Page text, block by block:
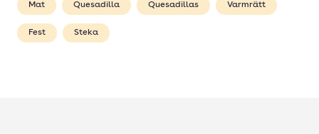
Mat Quesadilla Quesadillas Varmrätt
Fest Steka